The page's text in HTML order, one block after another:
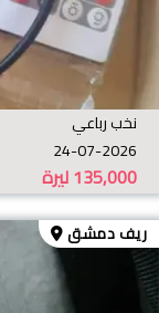
نخب رباعي
24-07-2026
ليرة135,000
ريف دمشق